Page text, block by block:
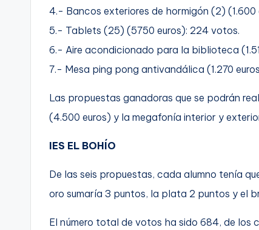
4.- Bancos exteriores de hormigón (2) (1.600
5.- Tablets (25) (5750 euros): 224 votos.
6.- Aire acondicionado para la biblioteca
7.- Mesa ping pong antivandálica (1.270
Las propuestas ganadoras que se podrán
(4.500 euros) y la megafonía interior y
IES EL BOHÍO
De las seis propuestas, cada alumno tenía
oro sumaría 3 puntos, la plata 2 puntos y el
El número total de votos ha sido 684, de los